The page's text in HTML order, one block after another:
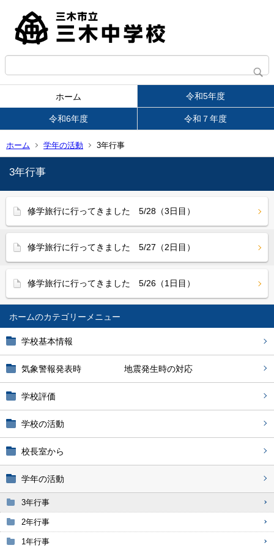
ホーム 令和5年度
令和6年度 令和７年度
ホーム 学年の活動 3年行事
ホーム
学校基本情報
気象警報発表時 地震発生時の対応
学校評価
学校の活動
校長室から
学年の活動
3年行事
2年行事
1年行事
3年行事
修学旅行に行ってきました 5/28（3日目）
修学旅行に行ってきました 5/27（2日目）
修学旅行に行ってきました 5/26（1日目）